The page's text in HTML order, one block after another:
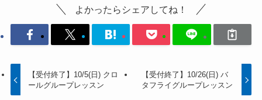
よかったらシェアしてね！
【受付終了】10/5(日) クロ
ールグループレッスン
【受付終了】10/26(日) バ
タフライグループレッスン